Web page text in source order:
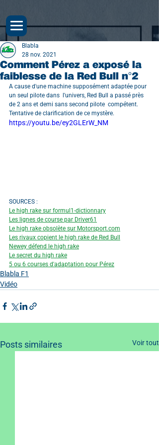
Comment Pérez a exposé la
faiblesse de la Red Bull n°2
Blabla
28 nov. 2021
A cause d'une machine supposément adaptée pour
un seul pilote dans  l'univers, Red Bull a passé près
de 2 ans et demi sans second pilote  compétent.
Tentative de clarification de ce mystère.
https://youtu.be/ey2GLErW_NM
SOURCES :
Le high rake sur formul1-dictionnary
Les lignes de course par Driver61
Le high rake obsolète sur Motorsport.com
Les rivaux copient le high rake de Red Bull
Newey défend le high rake
Le secret du high rake
5 ou 6 courses d'adaptation pour Pérez
Blabla F1
Vidéo
Posts similaires Voir tout